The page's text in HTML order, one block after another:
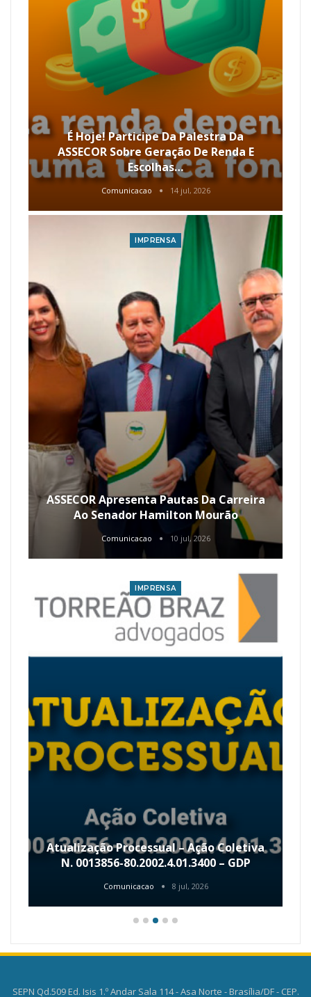
É Hoje! Participe Da Palestra Da
ASSECOR Sobre Geração De Renda E
Escolhas…
Comunicacao 14 jul, 2026
IMPRENSA
ASSECOR Apresenta Pautas Da Carreira
Ao Senador Hamilton Mourão
Comunicacao 10 jul, 2026
IMPRENSA
Atualização Processual – Ação Coletiva
N. 0013856-80.2002.4.01.3400 – GDP
Comunicacao 8 jul, 2026
SEPN Qd.509 Ed. Isis 1.º Andar Sala 114 - Asa Norte - Brasília/DF - CEP.